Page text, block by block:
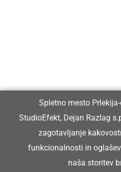
Glavni in odgovorni urednik:
Dejan Razlag
info@prlekija-on.net
Spletno mesto
StudioEfekt, Dejan Razlag
zagotavljanje
funkcionalnosti in
naša storitev